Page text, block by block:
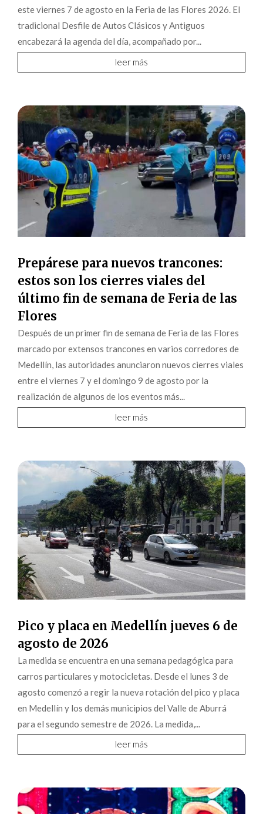
este viernes 7 de agosto en la Feria de las Flores 2026. El
tradicional Desfile de Autos Clásicos y Antiguos
encabezará la agenda del día, acompañado por...
leer más
Prepárese para nuevos trancones:
estos son los cierres viales del
último fin de semana de Feria de las
Flores
Después de un primer fin de semana de Feria de las Flores
marcado por extensos trancones en varios corredores de
Medellín, las autoridades anunciaron nuevos cierres viales
entre el viernes 7 y el domingo 9 de agosto por la
realización de algunos de los eventos más...
leer más
Pico y placa en Medellín jueves 6 de
agosto de 2026
La medida se encuentra en una semana pedagógica para
carros particulares y motocicletas. Desde el lunes 3 de
agosto comenzó a regir la nueva rotación del pico y placa
en Medellín y los demás municipios del Valle de Aburrá
para el segundo semestre de 2026. La medida,...
leer más